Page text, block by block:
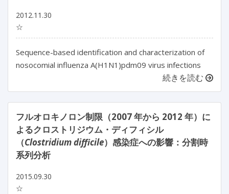
2012.11.30
☆
Sequence-based identification and characterization of
nosocomial influenza A(H1N1)pdm09 virus infections
続きを読む
フルオロキノロン制限（2007 年から 2012 年）に
よるクロストリジウム・ディフィシル
（Clostridium difficile）感染症への影響：分割時
系列分析
2015.09.30
☆